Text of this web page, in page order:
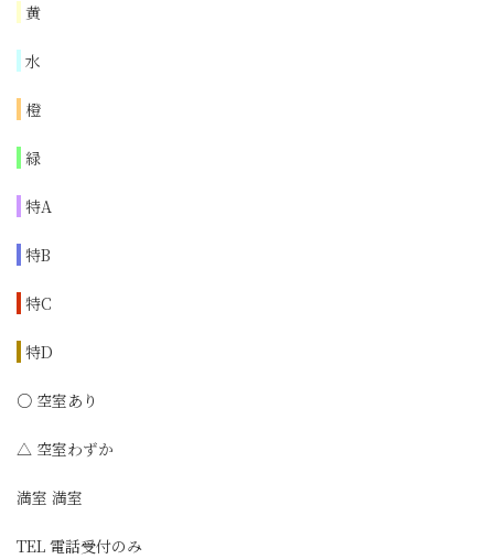
黄
水
橙
緑
特A
特B
特C
特D
○ 空室あり
△ 空室わずか
満室 満室
TEL 電話受付のみ